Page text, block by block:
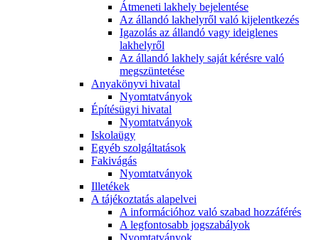
Átmeneti lakhely bejelentése
Az állandó lakhelyről való kijelentkezés
Igazolás az állandó vagy ideiglenes
lakhelyről
Az állandó lakhely saját kérésre való
megszüntetése
Anyakönyvi hivatal
Nyomtatványok
Építésügyi hivatal
Nyomtatványok
Iskolaügy
Egyéb szolgáltatások
Fakivágás
Nyomtatványok
Illetékek
A tájékoztatás alapelvei
A információhoz való szabad hozzáférés
A legfontosabb jogszabályok
Nyomtatványok